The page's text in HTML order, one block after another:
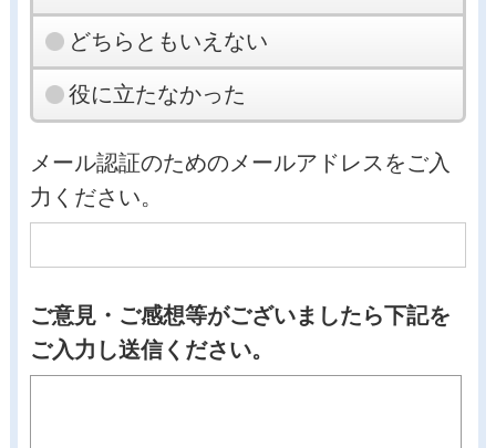
どちらともいえない
役に立たなかった
メール認証のためのメールアドレスをご入
力ください。
ご意見・ご感想等がございましたら下記を
ご入力し送信ください。